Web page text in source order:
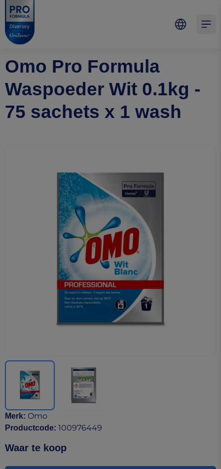
Skip to main content
Skip to navigation
Skip to footer
Pro Formula
Omo Pro Formula
Waspoeder Wit 0.1kg -
75 sachets x 1 wash
Merk: Omo
Productcode: 100976449
Waar te koop